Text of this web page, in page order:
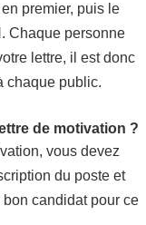
premier, puis le
Chaque personne
lettre, il est donc
chaque public.
de motivation ?
vous devez
du poste et
candidat pour ce